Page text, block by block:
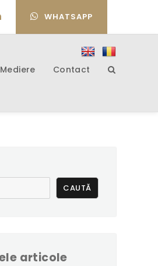
WHATSAPP
Contact
CAUTĂ
articole